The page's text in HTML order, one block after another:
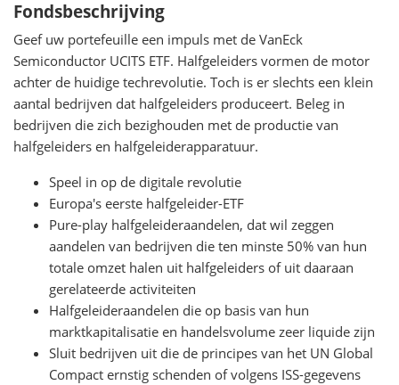
Fondsbeschrijving
Geef uw portefeuille een impuls met de VanEck
Semiconductor UCITS ETF. Halfgeleiders vormen de motor
achter de huidige techrevolutie. Toch is er slechts een klein
aantal bedrijven dat halfgeleiders produceert. Beleg in
bedrijven die zich bezighouden met de productie van
halfgeleiders en halfgeleiderapparatuur.
Speel in op de digitale revolutie
Europa's eerste halfgeleider-ETF
Pure-play halfgeleideraandelen, dat wil zeggen
aandelen van bedrijven die ten minste 50% van hun
totale omzet halen uit halfgeleiders of uit daaraan
gerelateerde activiteiten
Halfgeleideraandelen die op basis van hun
marktkapitalisatie en handelsvolume zeer liquide zijn
Sluit bedrijven uit die de principes van het UN Global
Compact ernstig schenden of volgens ISS-gegevens